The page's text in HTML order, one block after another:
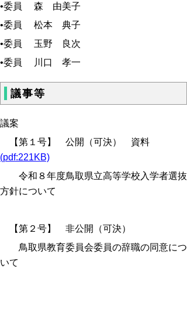
•委員 森 由美子
•委員 松本 典子
•委員 玉野 良次
•委員 川口 孝一
議事等
議案
【第１号】 公開（可決） 資料
(pdf:221KB)
令和８年度鳥取県立高等学校入学者選抜
方針について
【第２号】 非公開（可決）
鳥取県教育委員会委員の辞職の同意につ
いて